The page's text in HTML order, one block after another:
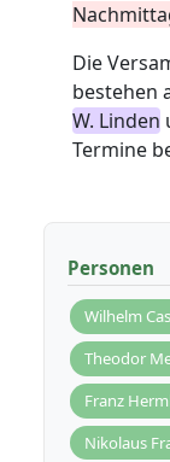
Die
bestehen
W. Linden
Termine
Personen
Wilhelm
Theodor
Franz
Nikolaus